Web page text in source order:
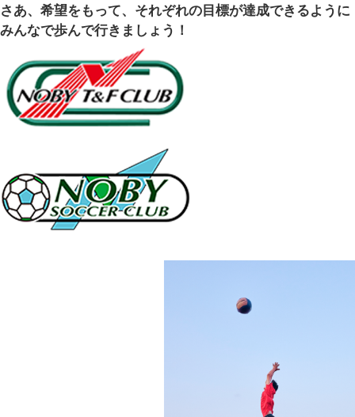
さあ、希望をもって、 それぞれの目標が達成できるように
みんなで歩んで行きましょう！